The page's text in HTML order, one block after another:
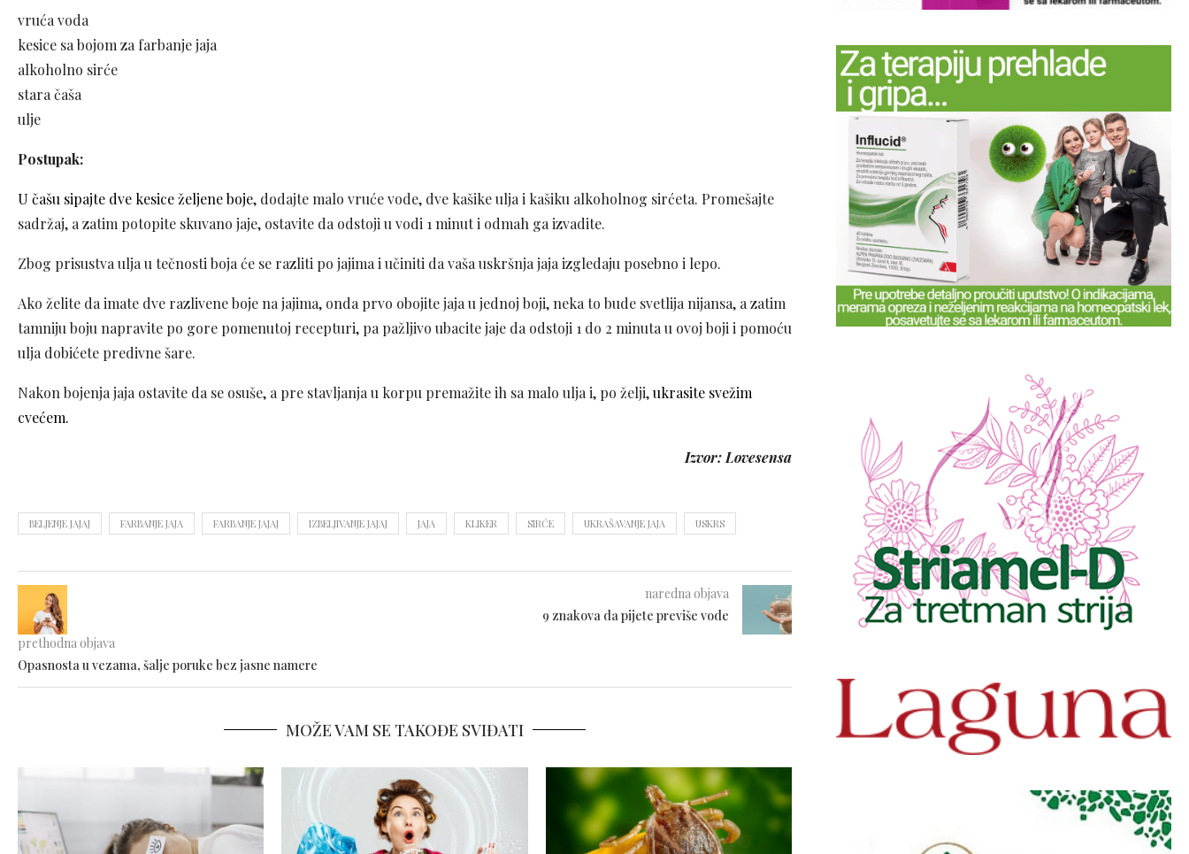
vruća voda
kesice sa bojom za farbanje jaja
alkoholno sirće
stara čaša
ulje
Postupak:
U čašu sipajte dve kesice željene boje, dodajte malo vruće vode, dve kašike ulja i kašiku alkoholnog sirćeta. Promešajte
sadržaj, a zatim potopite skuvano jaje, ostavite da odstoji u vodi 1 minut i odmah ga izvadite.
Zbog prisustva ulja u tečnosti boja će se razliti po jajima i učiniti da vaša uskršnja jaja izgledaju posebno i lepo.
Ako želite da imate dve razlivene boje na jajima, onda prvo obojite jaja u jednoj boji, neka to bude svetlija nijansa, a zatim
tamniju boju napravite po gore pomenutoj recepturi, pa pažljivo ubacite jaje da odstoji 1 do 2 minuta u ovoj boji i pomoću
ulja dobićete predivne šare.
Nakon bojenja jaja ostavite da se osuše, a pre stavljanja u korpu premažite ih sa malo ulja i, po želji,ukrasite svežim
cvećem.
Izvor: Lovesensa
BELJENJE JAJAJ FARBANJE JAJA FARBANJE JAJAJ IZBELJIVANJE JAJAJ JAJA KLIKER SIRĆE UKRAŠAVANJE JAJA USKRS
prethodna objava
Opasnosta u vezama, šalje poruke bez jasne namere
naredna objava
9 znakova da pijete previše vode
MOŽE VAM SE TAKOĐE SVIĐATI